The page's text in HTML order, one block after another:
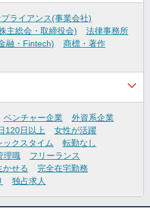
プライアンス(事業会社)
主総会・取締役会)
法律事務所
融・Fintech)
商標・著作
ベンチャー企業
外資系企業
120日以上
女性が活躍
ックスタイム
転勤なし
理職
フリーランス
かせる
完全在宅勤務
独占求人